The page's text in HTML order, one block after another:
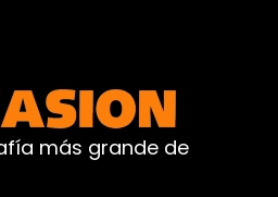
más grande de